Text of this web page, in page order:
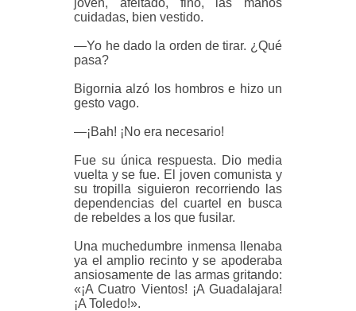
cuidadas, bien vestido.
—Yo he dado la orden de tirar. ¿Qué
pasa?
Bigornia alzó los hombros e hizo un
gesto vago.
—¡Bah! ¡No era necesario!
Fue su única respuesta. Dio media
vuelta y se fue. El joven comunista y
su tropilla siguieron recorriendo las
dependencias del cuartel en busca
de rebeldes a los que fusilar.
Una muchedumbre inmensa llenaba
ya el amplio recinto y se apoderaba
ansiosamente de las armas gritando:
«¡A Cuatro Vientos! ¡A Guadalajara!
¡A Toledo!».